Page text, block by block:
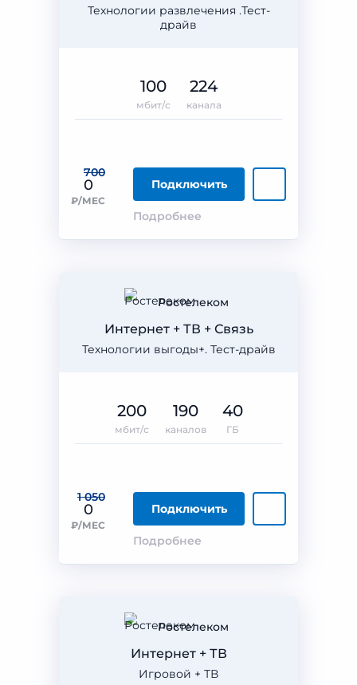
Технологии развлечения .Тест-
драйв
700
0
₽/МЕС
Подключить
Подробнее
100
мбит/с
224
канала
Ростелеком
Технологии выгоды+. Тест-драйв
Интернет + ТВ + Связь
1 050
0
₽/МЕС
Подключить
Подробнее
200
мбит/с
190
каналов
40
ГБ
Ростелеком
Игровой + ТВ
Интернет + ТВ